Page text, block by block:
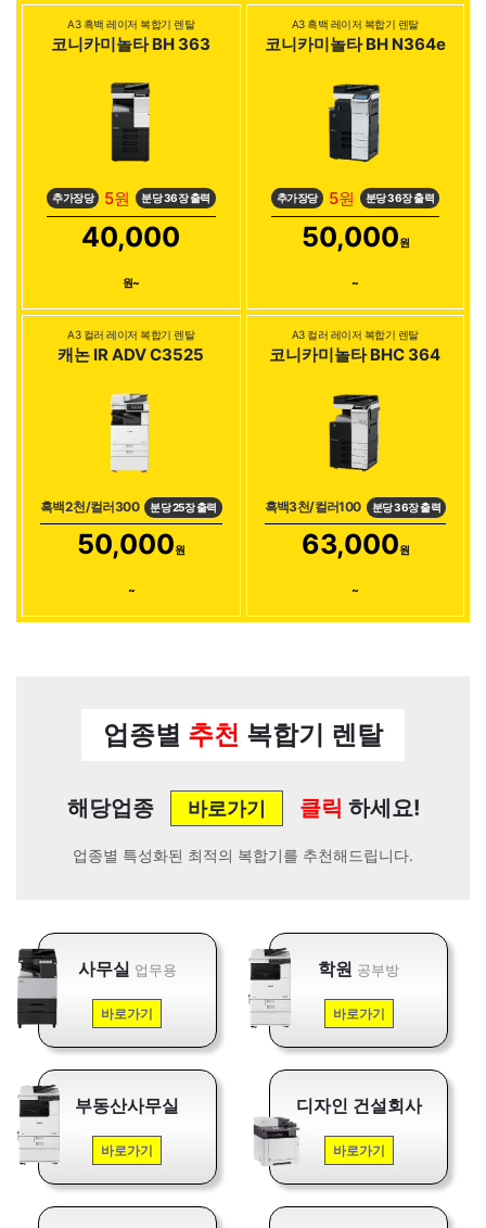
A3 흑백 레이저 복합기 렌탈
코니카미놀타 BH 363
추가장당 5원 분당 36장 출력
40,000
원~
A3 흑백 레이저 복합기 렌탈
코니카미놀타 BH N364e
추가장당 5원 분당 36장 출력
50,000원
~
A3 컬러 레이저 복합기 렌탈
캐논 IR ADV C3525
흑백2천/컬러300 분당 25장 출력
50,000원
~
A3 컬러 레이저 복합기 렌탈
코니카미놀타 BHC 364
흑백3천/컬러100 분당 36장 출력
63,000원
~
업종별 추천 복합기 렌탈
해당업종 바로가기 클릭 하세요!
업종별 특성화된 최적의 복합기를 추천해드립니다.
사무실 업무용
바로가기
학원 공부방
바로가기
부동산사무실
바로가기
디자인 건설회사
바로가기